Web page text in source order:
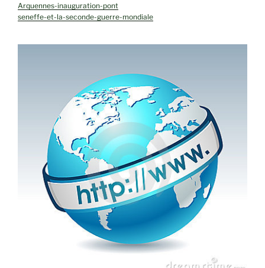
Arquennes-inauguration-pont
seneffe-et-la-seconde-guerre-mondiale